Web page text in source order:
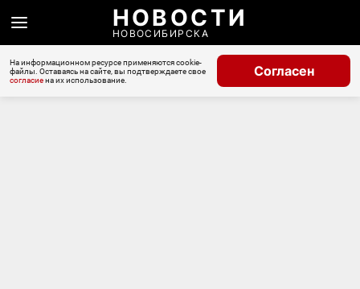
НОВОСТИ
НОВОСИБИРСКА
На информационном ресурсе применяются cookie-
файлы. Оставаясь на сайте, вы подтверждаете свое
согласиена их использование.
Согласен